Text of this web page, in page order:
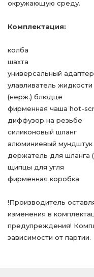
окружающую среду.
Комплектация:
колба
шахта
универсальный адаптер
улавливатель жидкости
(нерж.) блюдце
фирменная чаша hot-
диффузор на резьбе
силиконовый шланг
алюминиевый мундштук
держатель для шланга
щипцы для угля
фирменная коробка
!Производитель
изменения в
предупреждения!
зависимости от партии.